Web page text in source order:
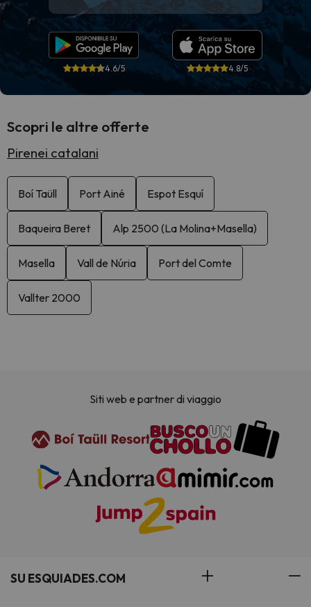
4.6/5 4.8/5
Scopri le altre offerte
Pirenei catalani
Boí Taüll Port Ainé Espot Esquí
Baqueira Beret Alp 2500 (La Molina+Masella)
Masella Vall de Núria Port del Comte
Vallter 2000
Siti web e partner di viaggio
SU ESQUIADES.COM